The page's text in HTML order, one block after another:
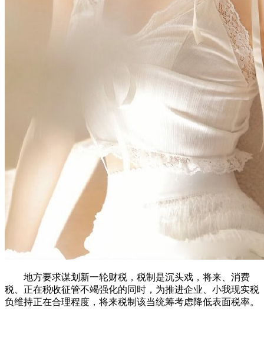
地方要求谋划新一轮财税，税制是沉头戏，将来、消费
税、正在税收征管不竭强化的同时，为推进企业、小我现实税
负维持正在合理程度，将来税制该当统筹考虑降低表面税率。